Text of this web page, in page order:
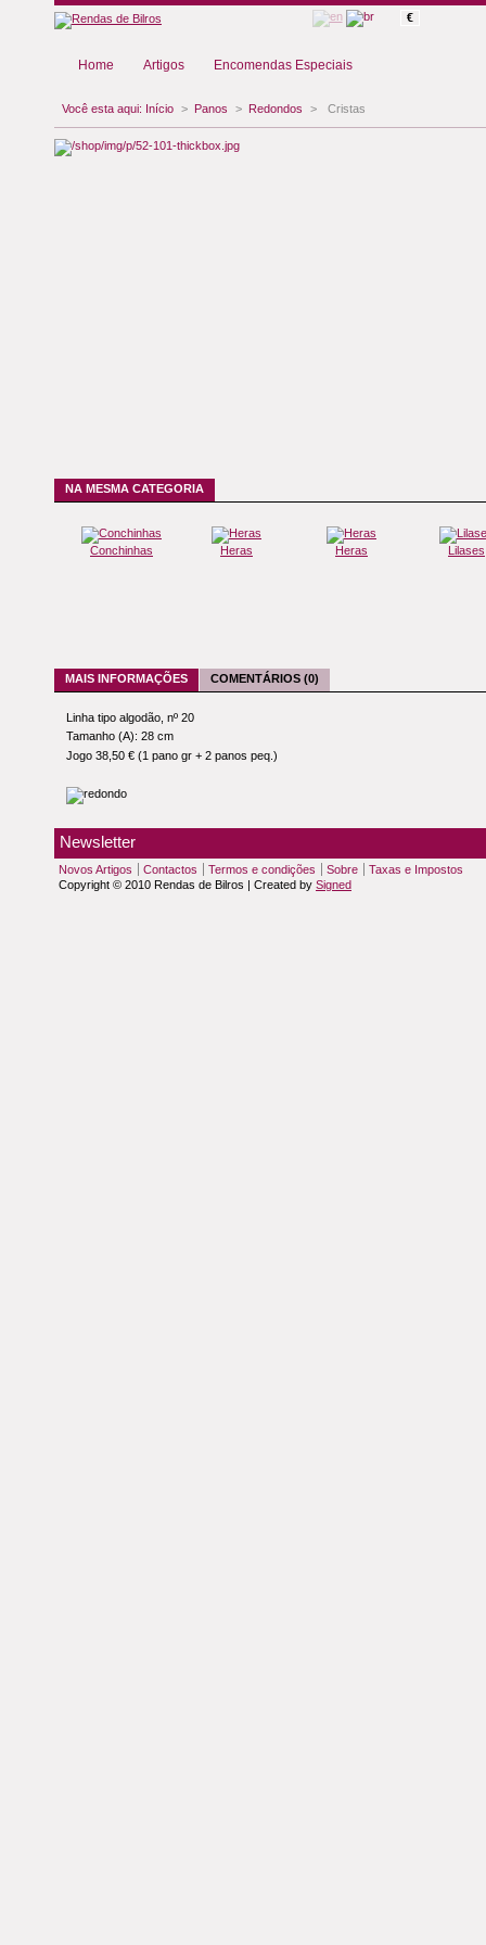
€
Home Artigos Encomendas Especiais
Você esta aqui: Início > Panos > Redondos > Cristas
NA MESMA CATEGORIA
Conchinhas Heras Heras Lilases
MAIS INFORMAÇÕES COMENTÁRIOS (0)
Linha tipo algodão, nº 20
Tamanho (A): 28 cm
Jogo 38,50 € (1 pano gr + 2 panos peq.)
Newsletter
Novos Artigos Contactos Termos e condições Sobre
Taxas e Impostos
Copyright © 2010 Rendas de Bilros | Created by Signed